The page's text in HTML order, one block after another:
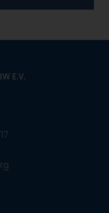
E.V.